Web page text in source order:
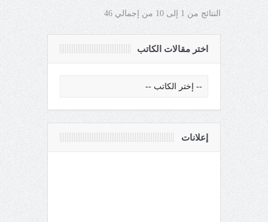
النتائج من 1 إلى 10 من إجمالي 46
اختر مقالات الكاتب
إعلانات